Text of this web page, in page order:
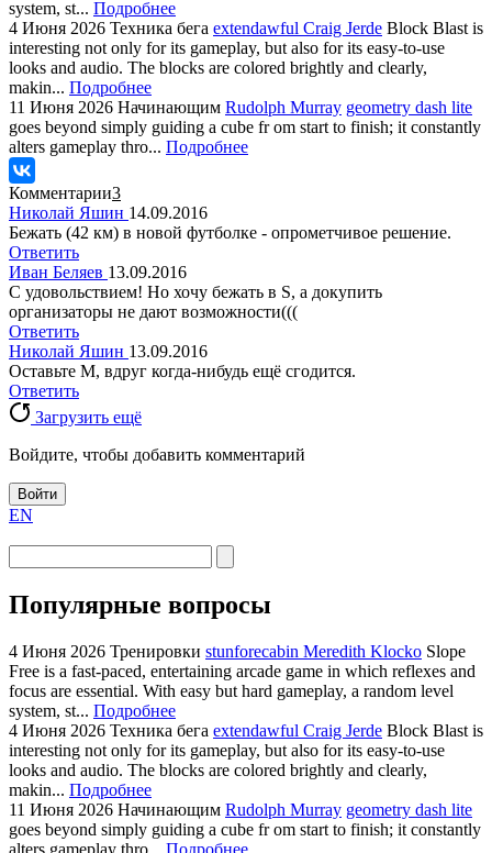
system, st... Подробнее
4 Июня 2026 Техника бега extendawful Craig Jerde Block Blast is
interesting not only for its gameplay, but also for its easy-to-use
looks and audio. The blocks are colored brightly and clearly,
makin... Подробнее
11 Июня 2026 Начинающим Rudolph Murray geometry dash lite
goes beyond simply guiding a cube fr om start to finish; it constantly
alters gameplay thro... Подробнее
Комментарии3
Николай Яшин 14.09.2016
Бежать (42 км) в новой футболке - опрометчивое решение.
Ответить
Иван Беляев 13.09.2016
С удовольствием! Но хочу бежать в S, а докупить
организаторы не дают возможности(((
Ответить
Николай Яшин 13.09.2016
Оставьте М, вдруг когда-нибудь ещё сгодится.
Ответить
Загрузить ещё
Войдите, чтобы добавить комментарий
Войти
EN
Популярные вопросы
4 Июня 2026 Тренировки stunforecabin Meredith Klocko Slope
Free is a fast-paced, entertaining arcade game in which reflexes and
focus are essential. With easy but hard gameplay, a random level
system, st... Подробнее
4 Июня 2026 Техника бега extendawful Craig Jerde Block Blast is
interesting not only for its gameplay, but also for its easy-to-use
looks and audio. The blocks are colored brightly and clearly,
makin... Подробнее
11 Июня 2026 Начинающим Rudolph Murray geometry dash lite
goes beyond simply guiding a cube fr om start to finish; it constantly
alters gameplay thro...
Подробнее